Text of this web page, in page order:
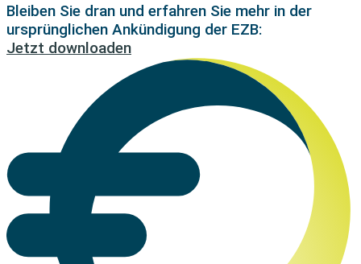
Bleiben Sie dran und erfahren Sie mehr in der
ursprünglichen Ankündigung der EZB:
Jetzt downloaden